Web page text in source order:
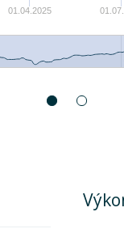
01.04.2025